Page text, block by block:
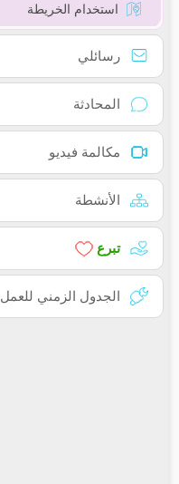
استخدام الخريطة
رسائلي
المحادثة
مكالمة فيديو
الأنشطة
تبرع
الجدول الزمني للعمل